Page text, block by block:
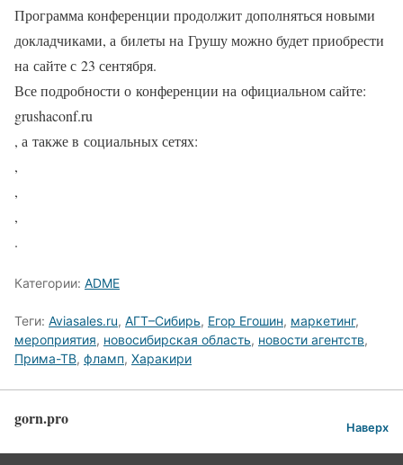
Программа конференции продолжит дополняться новыми
докладчиками, а билеты на Грушу можно будет приобрести
на сайте с 23 сентября.
Все подробности о конференции на официальном сайте:
grushaconf.ru
, а также в социальных сетях:
,
,
,
.
Категории: ADME
Теги: Aviasales.ru, АГТ–Сибирь, Егор Егошин, маркетинг,
мероприятия, новосибирская область, новости агентств,
Прима-ТВ, фламп, Харакири
gorn.pro Наверх